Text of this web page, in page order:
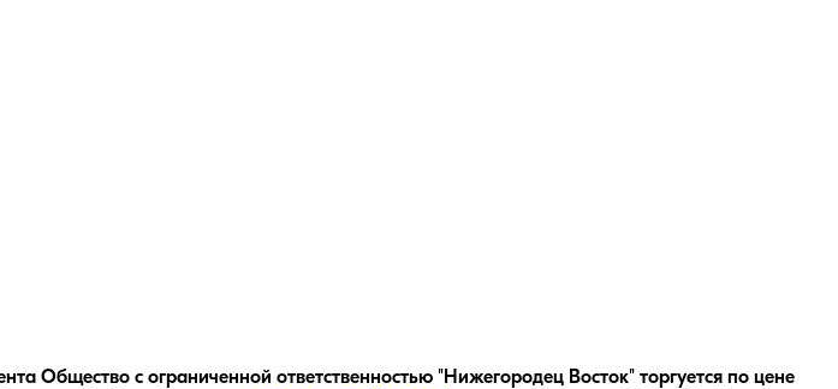
Общество с ограниченной ответственностью "Нижегородец Восток" торгуется по цене